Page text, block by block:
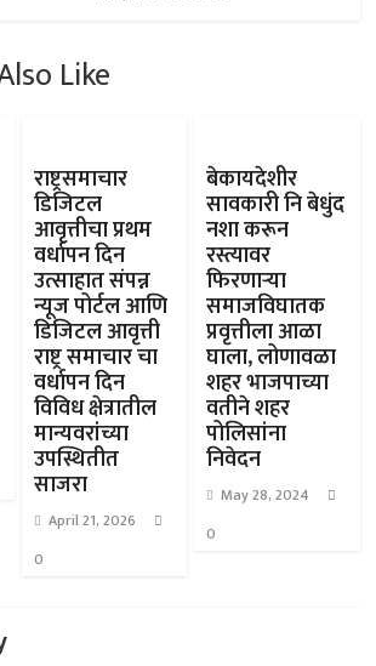
Like
राष्ट्रसमाचार
डिजिटल
आवृत्तीचा प्रथम
वर्धापन दिन
उत्साहात संपन्न
न्यूज पोर्टल आणि
डिजिटल आवृत्ती
राष्ट्र समाचार चा
वर्धापन दिन
विविध क्षेत्रातील
मान्यवरांच्या
उपस्थितीत
साजरा
April 21, 2026
0
बेकायदेशीर
सावकारी नि बेधुंद
नशा करून
रस्त्यावर
फिरणाऱ्या
समाजविघातक
प्रवृत्तीला आळा
घाला, लोणावळा
शहर भाजपाच्या
वतीने शहर
पोलिसांना
निवेदन
May 28, 2024
0